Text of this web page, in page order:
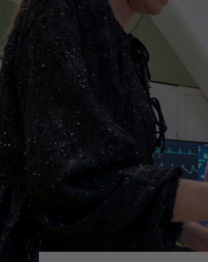
Het Wilhelmina
Kinderziekenhuis
Bezoektijden
Wijzigen patiëntgegevens